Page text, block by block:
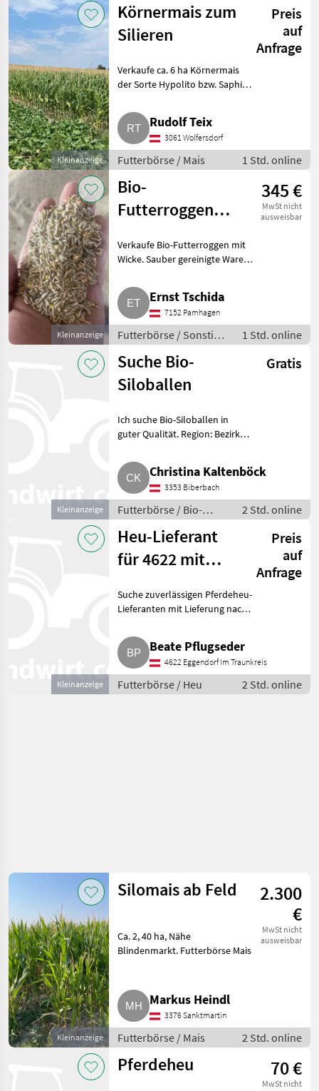
Kleinanzeige
Körnermais zum
Silieren
Preis
auf
Anfrage
Verkaufe ca. 6 ha Körnermais
der Sorte Hypolito bzw. Saphira
befinden sich in 3061
Wolfersdorf. Bei Interesse bitte
melden. Futterbörse Mais
Rudolf Teix
3061 Wolfersdorf
Futterbörse / Mais 1 Std. online
Kleinanzeige
Bio-
Futterroggen
345 €
MwSt nicht
ausweisbar
Verkaufe Bio-Futterroggen mit
Wicke. Sauber gereinigte Ware.
Sonstige Futtermittel
Ernst Tschida
7152 Pamhagen
Futterbörse / Sonstige
Futtermittel
1 Std. online
Kleinanzeige
Suche Bio-
Siloballen
Gratis
Ich suche Bio-Siloballen in
guter Qualität. Region: Bezirk
Kontakt bitte per Nachricht
oder Telefon. Vielen Dank.
Futterbörse Bio-Futterbörse
Christina Kaltenböck
3353 Biberbach
Futterbörse / Bio-
Futterbörse
2 Std. online
Kleinanzeige
Heu-Lieferant
für 4622 mit
gesucht
Preis
auf
Anfrage
Suche zuverlässigen Pferdeheu-
Lieferanten mit Lieferung nach
Zahlung per Lieferung.
Monatsbedarf kann eingelagert
werden. Futterbörse He
Beate Pflugseder
4622 Eggendorf Im Traunkreis
Futterbörse / Heu 2 Std. online
Kleinanzeige
Silomais ab Feld
2.300
€
MwSt nicht
ausweisbar
Ca. 2, 40 ha, Nähe
Blindenmarkt. Futterbörse Mais
Markus Heindl
3376 Sanktmartin
Futterbörse / Mais 2 Std. online
Pferdeheu 70 €
MwSt nicht